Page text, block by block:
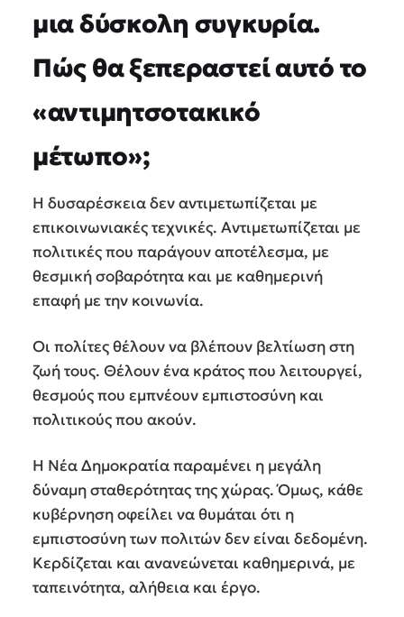
μια δύσκολη συγκυρία.
Πώς θα ξεπεραστεί αυτό το
«αντιμητσοτακικό
μέτωπο»;
Η δυσαρέσκεια δεν αντιμετωπίζεται με
επικοινωνιακές τεχνικές. Αντιμετωπίζεται με
πολιτικές που παράγουν αποτέλεσμα, με
θεσμική σοβαρότητα και με καθημερινή
επαφή με την κοινωνία.
Οι πολίτες θέλουν να βλέπουν βελτίωση στη
ζωή τους. Θέλουν ένα κράτος που λειτουργεί,
θεσμούς που εμπνέουν εμπιστοσύνη και
πολιτικούς που ακούν.
Η Νέα Δημοκρατία παραμένει η μεγάλη
δύναμη σταθερότητας της χώρας. Όμως, κάθε
κυβέρνηση οφείλει να θυμάται ότι η
εμπιστοσύνη των πολιτών δεν είναι δεδομένη.
Κερδίζεται και ανανεώνεται καθημερινά, με
ταπεινότητα, αλήθεια και έργο.